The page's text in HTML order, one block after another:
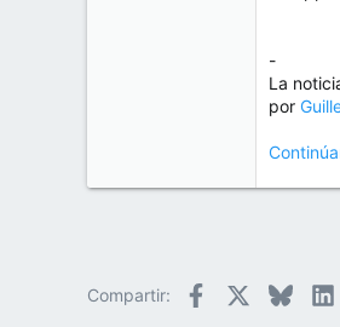
-
La
por
Compartir: Facebook